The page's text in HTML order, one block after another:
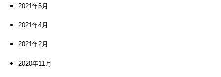
2021年5月
2021年4月
2021年2月
2020年11月